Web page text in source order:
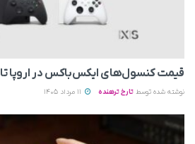
قیمت کنسول‌های ایکس‌باکس در اروپا تا ۲۰۰ یورو افزایش یافت
نوشته شده توسط تارخ ترهنده